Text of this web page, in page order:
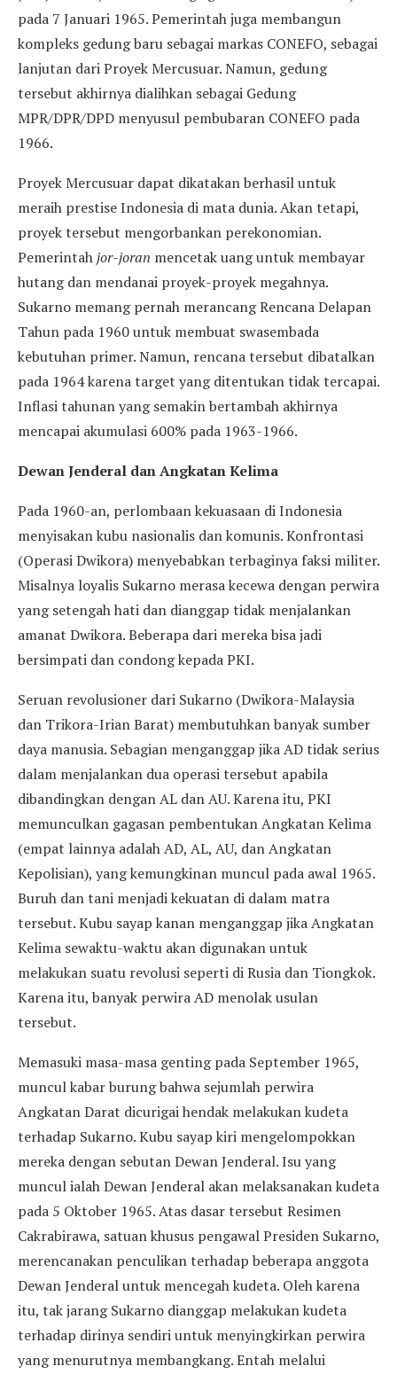
pada 7 Januari 1965. Pemerintah juga membangun
kompleks gedung baru sebagai markas CONEFO, sebagai
lanjutan dari Proyek Mercusuar. Namun, gedung
tersebut akhirnya dialihkan sebagai Gedung
MPR/DPR/DPD menyusul pembubaran CONEFO pada
1966.
Proyek Mercusuar dapat dikatakan berhasil untuk
meraih prestise Indonesia di mata dunia. Akan tetapi,
proyek tersebut mengorbankan perekonomian.
Pemerintahjor-joran mencetak uang untuk membayar
hutang dan mendanai proyek-proyek megahnya.
Sukarno memang pernah merancang Rencana Delapan
Tahun pada 1960 untuk membuat swasembada
kebutuhan primer. Namun, rencana tersebut dibatalkan
pada 1964 karena target yang ditentukan tidak tercapai.
Inflasi tahunan yang semakin bertambah akhirnya
mencapai akumulasi 600% pada 1963-1966.
Dewan Jenderal dan Angkatan Kelima
Pada 1960-an, perlombaan kekuasaan di Indonesia
menyisakan kubu nasionalis dan komunis. Konfrontasi
(Operasi Dwikora) menyebabkan terbaginya faksi militer.
Misalnya loyalis Sukarno merasa kecewa dengan perwira
yang setengah hati dan dianggap tidak menjalankan
amanat Dwikora. Beberapa dari mereka bisa jadi
bersimpati dan condong kepada PKI.
Seruan revolusioner dari Sukarno (Dwikora-Malaysia
dan Trikora-Irian Barat) membutuhkan banyak sumber
daya manusia. Sebagian menganggap jika AD tidak serius
dalam menjalankan dua operasi tersebut apabila
dibandingkan dengan AL dan AU. Karena itu, PKI
memunculkan gagasan pembentukan Angkatan Kelima
(empat lainnya adalah AD, AL, AU, dan Angkatan
Kepolisian), yang kemungkinan muncul pada awal 1965.
Buruh dan tani menjadi kekuatan di dalam matra
tersebut. Kubu sayap kanan menganggap jika Angkatan
Kelima sewaktu-waktu akan digunakan untuk
melakukan suatu revolusi seperti di Rusia dan Tiongkok.
Karena itu, banyak perwira AD menolak usulan
tersebut.
Memasuki masa-masa genting pada September 1965,
muncul kabar burung bahwa sejumlah perwira
Angkatan Darat dicurigai hendak melakukan kudeta
terhadap Sukarno. Kubu sayap kiri mengelompokkan
mereka dengan sebutan Dewan Jenderal. Isu yang
muncul ialah Dewan Jenderal akan melaksanakan kudeta
pada 5 Oktober 1965. Atas dasar tersebut Resimen
Cakrabirawa, satuan khusus pengawal Presiden Sukarno,
merencanakan penculikan terhadap beberapa anggota
Dewan Jenderal untuk mencegah kudeta. Oleh karena
itu, tak jarang Sukarno dianggap melakukan kudeta
terhadap dirinya sendiri untuk menyingkirkan perwira
yang menurutnya membangkang. Entah melalui